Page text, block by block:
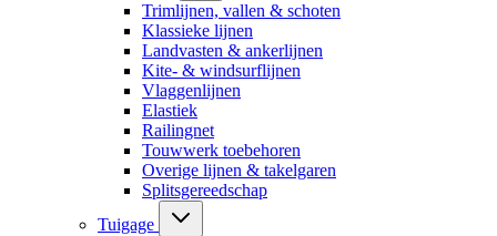
Trimlijnen, vallen & schoten
Klassieke lijnen
Landvasten & ankerlijnen
Kite- & windsurflijnen
Vlaggenlijnen
Elastiek
Railingnet
Touwwerk toebehoren
Overige lijnen & takelgaren
Splitsgereedschap
Tuigage